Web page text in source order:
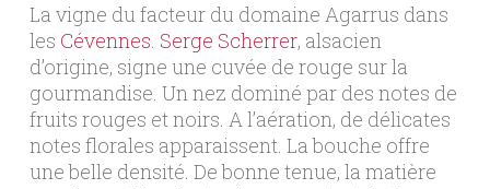
La vigne du facteur du domaine Agarrus dans
les Cévennes. Serge Scherrer, alsacien
d’origine, signe une cuvée de rouge sur la
gourmandise. Un nez dominé par des notes de
fruits rouges et noirs. A l’aération, de délicates
notes florales apparaissent. La bouche offre
une belle densité. De bonne tenue, la matière